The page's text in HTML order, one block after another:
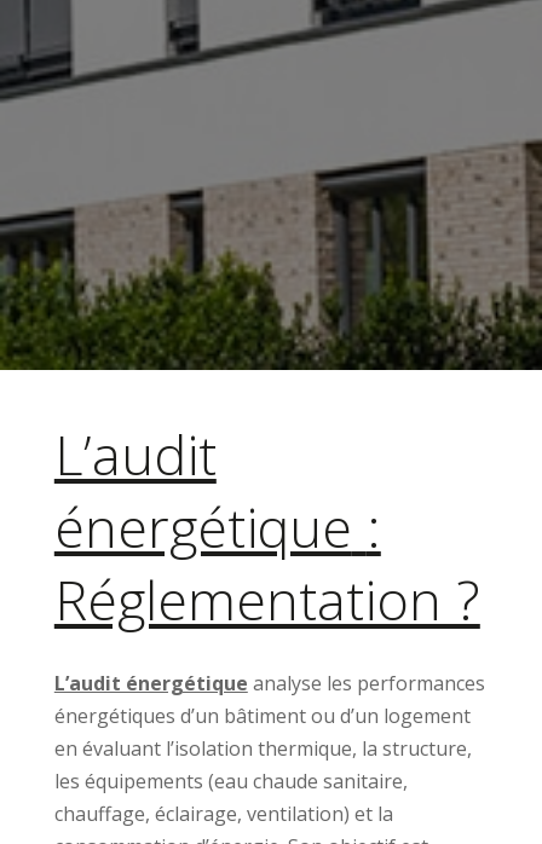
En copropriété
Audit
énergétique VIVEMENT
CONSEILLÉ
EN SAVOIR + DEVIS IMMEDIAT
L’audit
énergétique :
Réglementation ?
L’audit énergétique analyse les performances
énergétiques d’un bâtiment ou d’un logement
en évaluant l’isolation thermique, la structure,
les équipements (eau chaude sanitaire,
chauffage, éclairage, ventilation) et la